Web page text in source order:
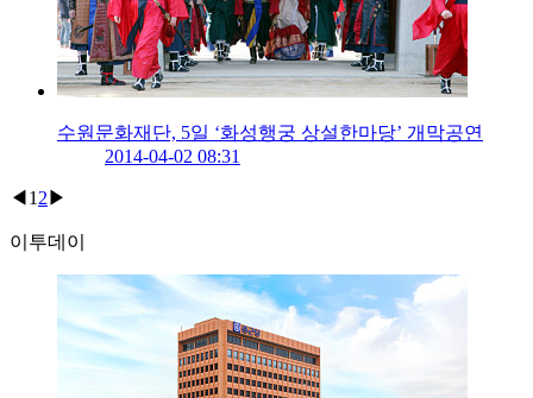
수원문화재단, 5일 ‘화성행궁 상설한마당’ 개막공연
2014-04-02 08:31
◀ 1 2 ▶
이투데이